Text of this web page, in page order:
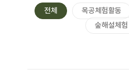
전체 목공체험활동
숲해설체험